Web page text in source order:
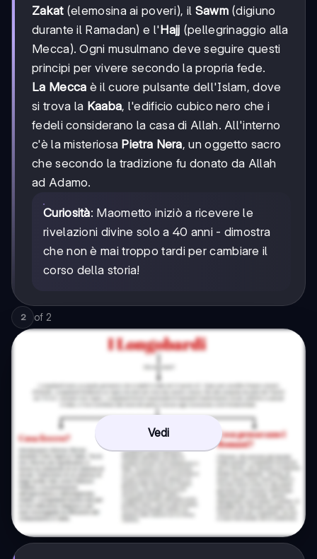
Zakat(elemosina ai poveri), il Sawm(digiuno
durante il Ramadan) e l'Hajj (pellegrinaggio alla
Mecca). Ogni musulmano deve seguire questi
principi per vivere secondo la propria fede.
La Mecca è il cuore pulsante dell'Islam, dove
si trova la Kaaba, l'edificio cubico nero che i
fedeli considerano la casa di Allah. All'interno
c'è la misteriosa Pietra Nera, un oggetto sacro
che secondo la tradizione fu donato da Allah
ad Adamo.
Curiosità: Maometto iniziò a ricevere le
rivelazioni divine solo a 40 anni - dimostra
che non è mai troppo tardi per cambiare il
corso della storia!
2 of 2
Vedi